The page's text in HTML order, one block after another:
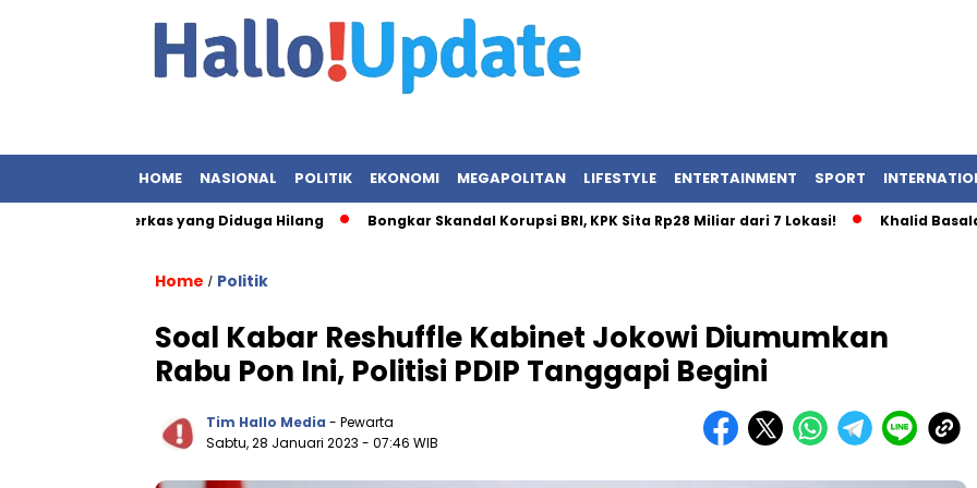
HOME NASIONAL POLITIK EKONOMI MEGAPOLITAN LIFESTYLE ENTERTAINMENT SPORT
Berkas yang Diduga Hilang Bongkar Skandal Korupsi BRI, KPK Sita Rp28 Miliar dari 7 Lokasi! Khalid Basalamah
Home / Politik
Soal Kabar Reshuffle Kabinet Jokowi Diumumkan
Rabu Pon Ini, Politisi PDIP Tanggapi Begini
Tim Hallo Media - Pewarta
Sabtu, 28 Januari 2023 - 07:46 WIB